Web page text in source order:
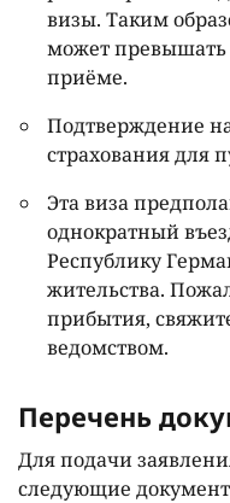
визы. Таким
может превышать
приёме.
Подтверждение
страхования для
Эта виза
однократный
Республику
жительства.
прибытия,
ведомством.
Перечень
Для подачи
следующие